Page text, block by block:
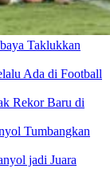
Taklukkan
Ada di Football
Rekor Baru di
Tumbangkan
jadi Juara